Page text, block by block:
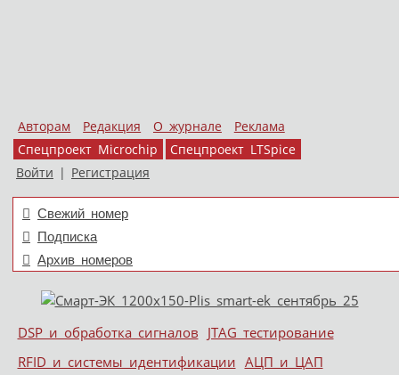
Авторам Редакция О журнале
Реклама
Спецпроект Microchip
Спецпроект LTSpice
Войти | Регистрация
Свежий номер
Подписка
Архив номеров
Меню
Skip to content
DSP и обработка сигналов JTAG тестирование
RFID и системы идентификации АЦП и ЦАП